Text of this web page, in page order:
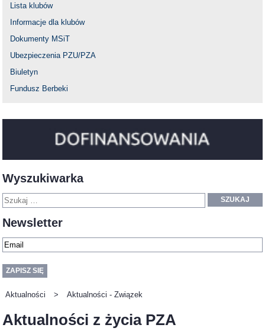
Lista klubów
Informacje dla klubów
Dokumenty MSiT
Ubezpieczenia PZU/PZA
Biuletyn
Fundusz Berbeki
Wyszukiwarka
SZUKAJ
Newsletter
Aktualności > Aktualności - Związek
Aktualności z życia PZA